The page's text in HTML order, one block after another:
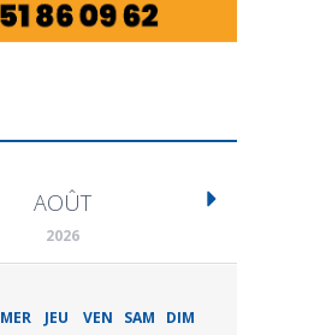
AOÛT
2026
MER JEU VEN SAM DIM